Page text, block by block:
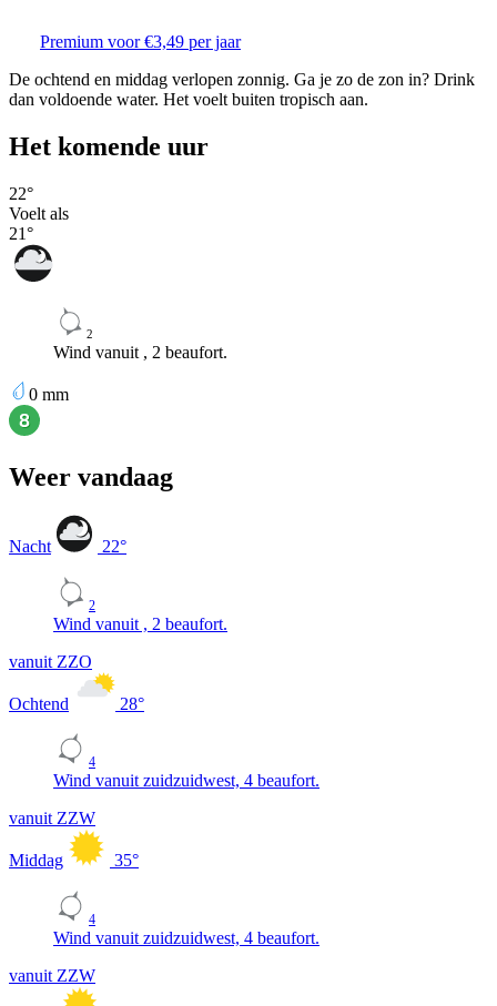
Premium voor €3,49 per jaar
De ochtend en middag verlopen zonnig. Ga je zo de zon in? Drink
dan voldoende water. Het voelt buiten tropisch aan.
Het komende uur
22°
Voelt als
21°
2
Wind vanuit , 2 beaufort.
0 mm
Weer vandaag
Nacht 22°
2
Wind vanuit , 2 beaufort.
vanuit ZZO
Ochtend 28°
4
Wind vanuit zuidzuidwest, 4 beaufort.
vanuit ZZW
Middag 35°
4
Wind vanuit zuidzuidwest, 4 beaufort.
vanuit ZZW